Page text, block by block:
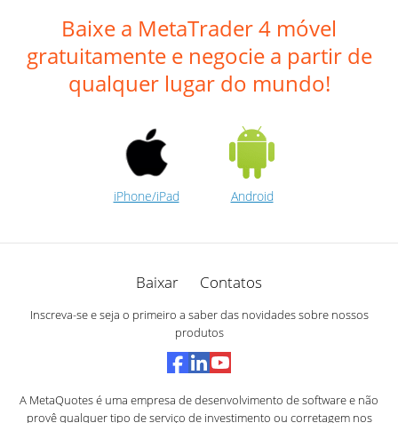
Baixe a MetaTrader 4 móvel
gratuitamente e negocie a partir de
qualquer lugar do mundo!
iPhone/iPad Android
Baixar Contatos
Inscreva-se e seja o primeiro a saber das novidades sobre nossos
produtos
A MetaQuotes é uma empresa de desenvolvimento de software e não
provê qualquer tipo de serviço de investimento ou corretagem nos